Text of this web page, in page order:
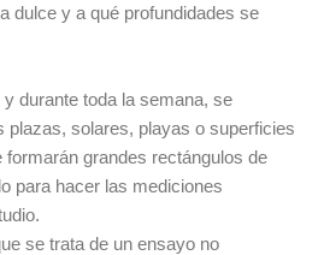
dulce y a qué profundidades se
durante toda la semana, se
plazas, solares, playas o superficies
formarán grandes rectángulos de
para hacer las mediciones
se trata de un ensayo no